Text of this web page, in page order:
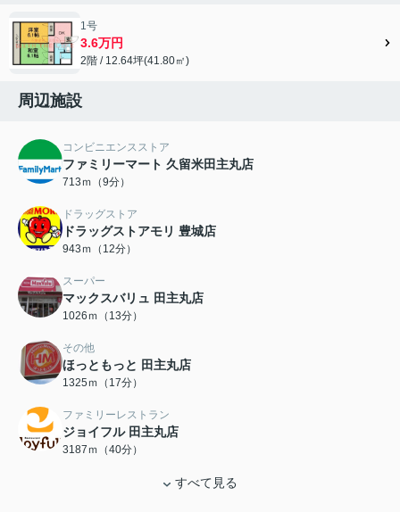
1号
3.6万円
2階 / 12.64坪(41.80㎡)
周辺施設
コンビニエンスストア
ファミリーマート 久留米田主丸店
713ｍ（9分）
ドラッグストア
ドラッグストアモリ 豊城店
943ｍ（12分）
スーパー
マックスバリュ 田主丸店
1026ｍ（13分）
その他
ほっともっと 田主丸店
1325ｍ（17分）
ファミリーレストラン
ジョイフル 田主丸店
3187ｍ（40分）
すべて見る